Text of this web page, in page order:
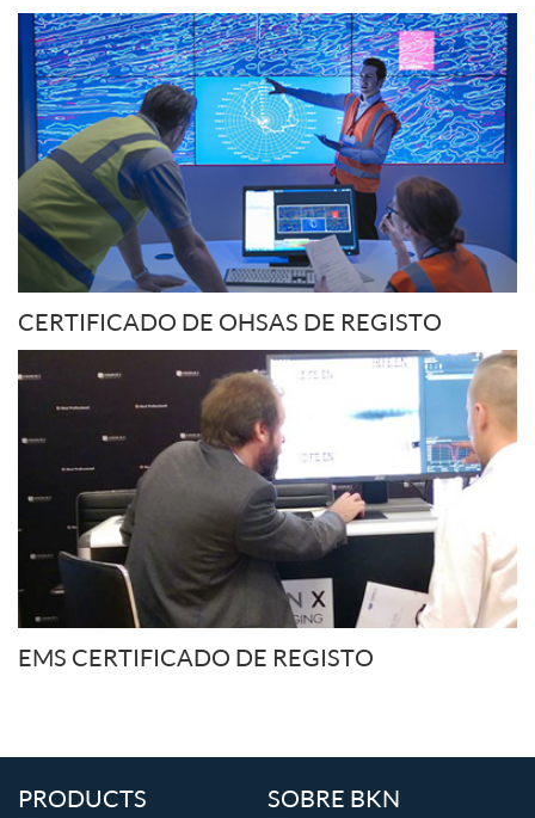
CERTIFICADO DE OHSAS DE REGISTO
EMS CERTIFICADO DE REGISTO
PRODUCTS SOBRE BKN